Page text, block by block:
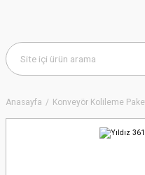
Anasayfa Konveyör Kolileme